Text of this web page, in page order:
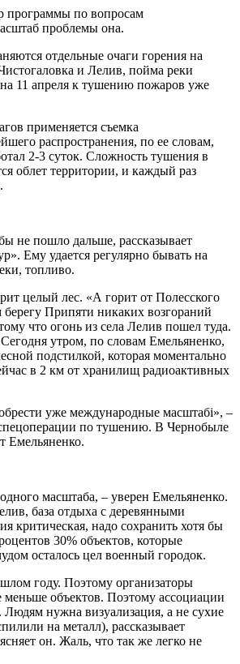
программы по вопросам
проблемы она.
отдельные очаги горения на
и Лелив, пойма реки
11 апреля к тушению пожаров уже
применяется съемка
распространения, по ее словам,
2-3 суток. Сложность тушения в
облет территории, и каждый раз
не пошло дальше, рассказывает
Ему удается регулярно бывать на
топливо.
целый лес. «А горит от Полесского
Припяти никаких возгораний
что огонь из села Лелив пошел туда.
утром, по словам Емельяненко,
подстилкой, которая моментально
в 2 км от хранилищ радиоактивных
уже международные масштабі», –
спецоперации по тушению. В Чернобыле
Емельяненко.
масштаба, – уверен Емельяненко.
база отдыха с деревянными
критическая, надо сохранить хотя бы
30% объектов, которые
осталось цел военный городок.
году. Поэтому организаторы
объектов. Поэтому ассоциации
Людям нужна визуализация, а не сухие
на металл), рассказывает
он. Жаль, что так же легко не